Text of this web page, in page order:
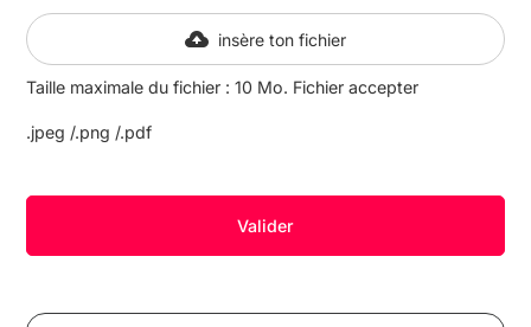
insère ton fichier
Taille maximale du fichier : 10 Mo. Fichier accepter
.jpeg /.png /.pdf